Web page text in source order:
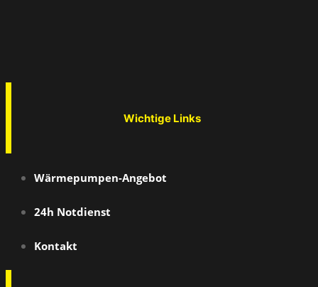
Wichtige Links
Wärmepumpen-Angebot
24h Notdienst
Kontakt